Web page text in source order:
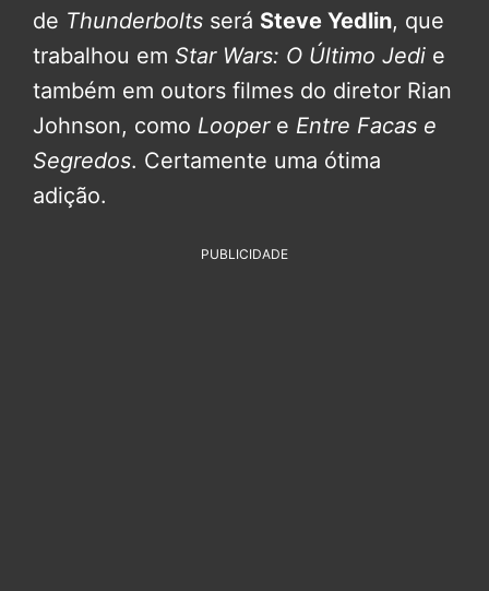
de Thunderbolts será Steve Yedlin, que
trabalhou em Star Wars: O Último Jedi e
também em outors filmes do diretor Rian
Johnson, como Loopere Entre Facas e
Segredos. Certamente uma ótima
adição.
PUBLICIDADE